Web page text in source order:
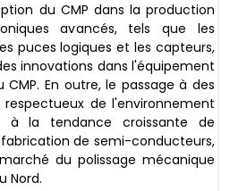
du CMP dans la production
avancés, tels que les
puces logiques et les capteurs,
innovations dans l'équipement
En outre, le passage à des
de l'environnement
à la tendance croissante de
de semi-conducteurs,
du polissage mécanique
Nord.